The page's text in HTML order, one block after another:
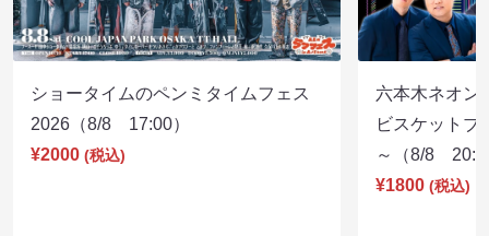
ショータイムのペンミタイムフェス
2026（8/8 17:00）
¥2000 (税込)
六本木ネオン
ビスケットブ
～（8/8
¥1800 (税込)